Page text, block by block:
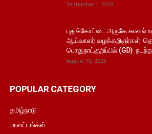
September 1, 2020
புதுக்கோட்டை அருகே காவல்
ஆய்வாளர் வழக்கறிஞர்கள்
பொதுநாட்குறிப்பில் (GD)
August 10, 2023
POPULAR CATEGORY
தமிழ்நாடு
மாவட்டங்கள்